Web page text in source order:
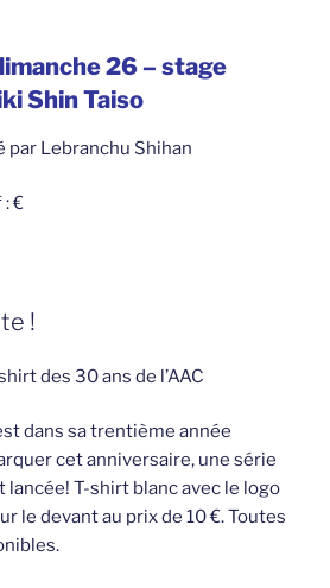
26 – stage
Shin Taiso
par Lebranchu Shihan
: €
!
des 30 ans de l’AAC
dans sa trentième année
cet anniversaire, une série
T-shirt blanc avec le logo
le devant au prix de 10 €. Toutes